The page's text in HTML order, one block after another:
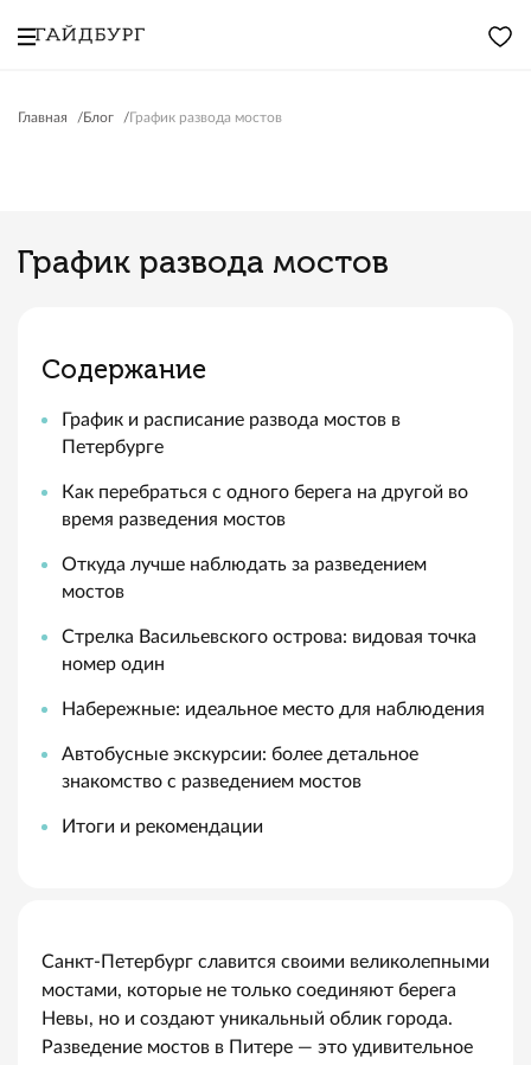
Главная Блог График развода мостов
График развода мостов
Содержание
График и расписание развода мостов в
Петербурге
Как перебраться с одного берега на другой во
время разведения мостов
Откуда лучше наблюдать за разведением
мостов
Стрелка Васильевского острова: видовая точка
номер один
Набережные: идеальное место для наблюдения
Автобусные экскурсии: более детальное
знакомство с разведением мостов
Итоги и рекомендации
Санкт-Петербург славится своими великолепными
мостами, которые не только соединяют берега
Невы, но и создают уникальный облик города.
Разведение мостов в Питере — это удивительное